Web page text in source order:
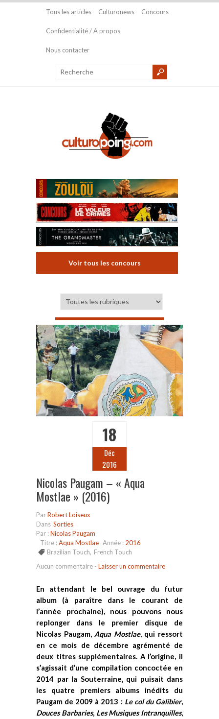
Tous les articles Culturonews Concours
Confidentialité / A propos
Nous contacter
Voir tous les concours
18
Déc
2016
Nicolas Paugam – « Aqua
Mostlae » (2016)
ParRobert Loiseux
Dans Sorties
Par :Nicolas Paugam
Titre :Aqua Mostlae Année : 2016
Brazilian Touch, French Touch
Aucun commentaire - Laisser un commentaire
En attendant le bel ouvrage du futur
album (à paraître dans le courant de
l’année prochaine), nous pouvons nous
replonger dans le premier disque de
Nicolas Paugam, Aqua Mostlae, qui ressort
en ce mois de décembre agrémenté de
deux titres supplémentaires. A l’origine, il
s’agissait d’une compilation concoctée en
2014 par la Souterraine, qui puisait dans
les quatre premiers albums inédits du
Paugam de 2009 à 2013 : Le col du Galibier,
Douces Barbaries, Les Musiques Intranquilles,